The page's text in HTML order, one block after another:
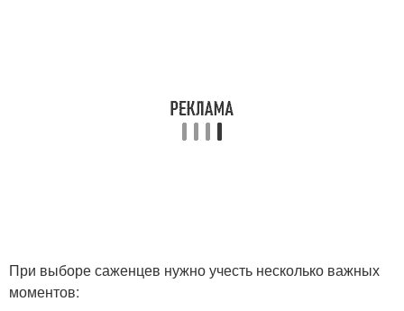
При выборе саженцев нужно учесть несколько важных
моментов: